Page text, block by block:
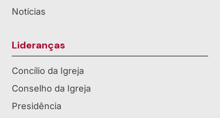
Notícias
Lideranças
Concílio da Igreja
Conselho da Igreja
Presidência